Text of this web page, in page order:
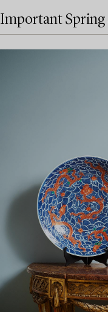
Important Spring